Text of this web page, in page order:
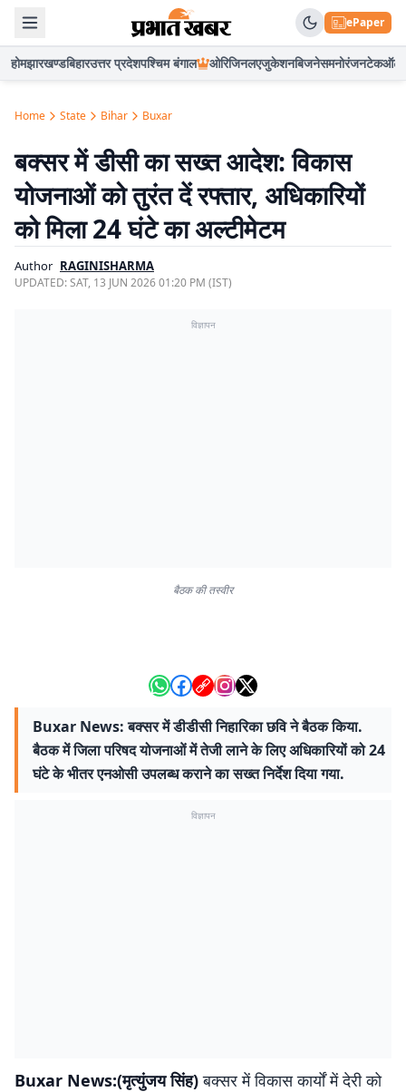
ePaper
होमझारखण्डबिहारउत्तर प्रदेशपश्चिम बंगाल ओरिजिनलएजुकेशनबिजनेसमनोरंजनटेकऑटो
Home State Bihar Buxar
बक्सर में डीसी का सख्त आदेश: विकास
योजनाओं को तुरंत दें रफ्तार, अधिकारियों
को मिला 24 घंटे का अल्टीमेटम
Author RAGINISHARMA
UPDATED:SAT, 13 JUN 2026 01:20 PM (IST)
विज्ञापन
बैठक की तस्वीर
Buxar News: बक्सर में डीडीसी निहारिका छवि ने बैठक किया.
बैठक में जिला परिषद योजनाओं में तेजी लाने के लिए अधिकारियों को 24
घंटे के भीतर एनओसी उपलब्ध कराने का सख्त निर्देश दिया गया.
विज्ञापन
Buxar News:(मृत्युंजय सिंह)बक्सर में विकास कार्यों में देरी को